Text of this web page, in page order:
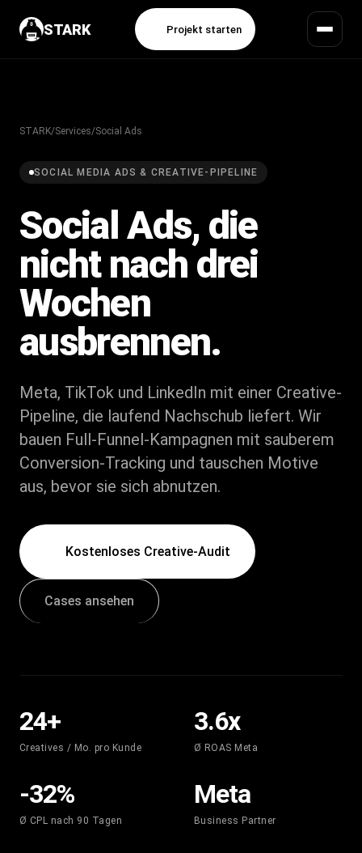
STARK Projekt starten
STARK/Services/Social Ads
SOCIAL MEDIA ADS & CREATIVE-PIPELINE
Social Ads, die
nicht nach drei
Wochen
ausbrennen.
Meta, TikTok und LinkedIn mit einer Creative-
Pipeline, die laufend Nachschub liefert. Wir
bauen Full-Funnel-Kampagnen mit sauberem
Conversion-Tracking und tauschen Motive
aus, bevor sie sich abnutzen.
Kostenloses Creative-Audit
Cases ansehen
24+
Creatives / Mo. pro Kunde
3.6x
Ø ROAS Meta
-32%
Ø CPL nach 90 Tagen
Meta
Business Partner